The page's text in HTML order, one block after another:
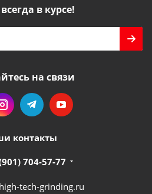
в курсе!
на связи
контакты
704-57-77
tech-grinding.ru